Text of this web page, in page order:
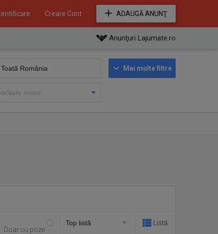
Creare Cont ADAUGĂ ANUNŢ
Anunţuri Lajumate.ro
Mai multe filtre
Doar cu poze
Listă